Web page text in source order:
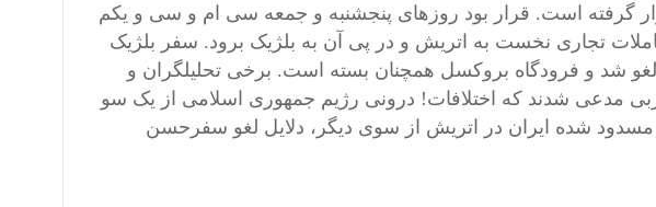
گرفته است. قرار بود روزهای پنجشنبه و جمعه سی ام و سی و یکم
معاملات تجاری نخست به اتریش و در پی آن به بلژیک برود. سفر بلژیک
شد و فرودگاه بروکسل همچنان بسته است. برخی تحلیلگران و
مدعی شدند که اختلافات! درونی رژیم جمهوری اسلامی از یک سو
مسدود شده ایران در اتریش از سوی دیگر، دلایل لغو سفرحسن